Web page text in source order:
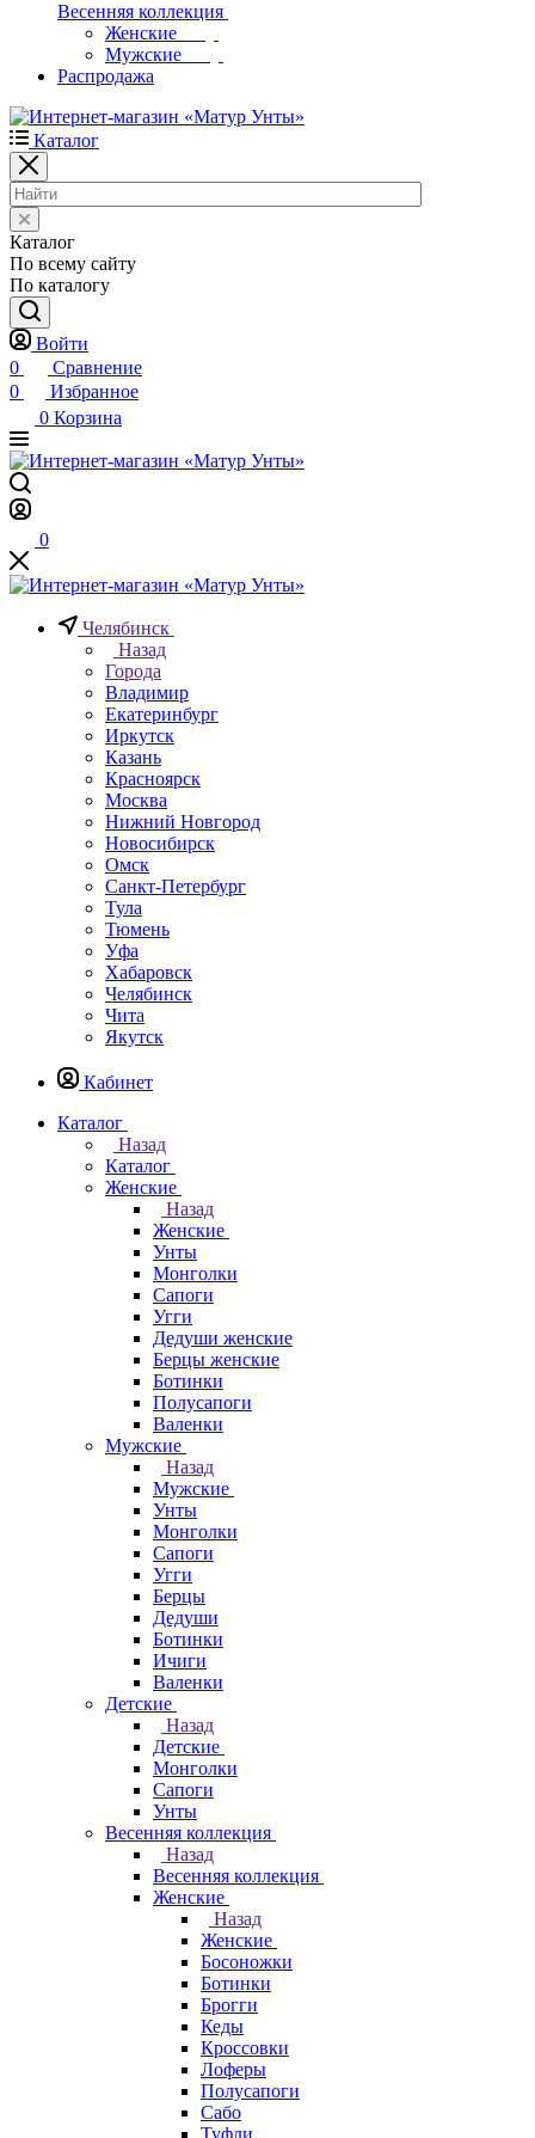
Весенняя коллекция
Женские
Мужские
Распродажа
Каталог
Каталог
По всему сайту
По каталогу
Войти
0
Сравнение
0
Избранное
0 Корзина
0
Челябинск
Назад
Города
Владимир
Екатеринбург
Иркутск
Казань
Красноярск
Москва
Нижний Новгород
Новосибирск
Омск
Санкт-Петербург
Тула
Тюмень
Уфа
Хабаровск
Челябинск
Чита
Якутск
Кабинет
Каталог
Назад
Каталог
Женские
Назад
Женские
Унты
Монголки
Сапоги
Угги
Дедуши женские
Берцы женские
Ботинки
Полусапоги
Валенки
Мужские
Назад
Мужские
Унты
Монголки
Сапоги
Угги
Берцы
Дедуши
Ботинки
Ичиги
Валенки
Детские
Назад
Детские
Монголки
Сапоги
Унты
Весенняя коллекция
Назад
Весенняя коллекция
Женские
Назад
Женские
Босоножки
Ботинки
Брогги
Кеды
Кроссовки
Лоферы
Полусапоги
Сабо
Туфли